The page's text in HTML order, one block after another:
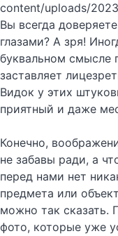
content/uploads/
Вы всегда
глазами? А зря!
буквальном смысле
заставляет
Видок у этих
приятный и даже
Конечно,
не забавы ради, а
перед нами нет
предмета или
можно так сказать.
фото, которые уже